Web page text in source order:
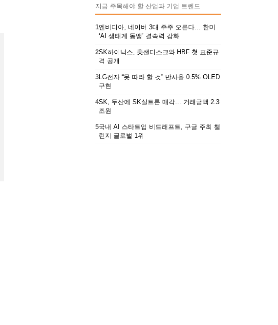
지금 주목해야 할 산업과 기업 트렌드
1엔비디아, 네이버 3대 주주 오른다… 한미
‘AI 생태계 동맹’ 결속력 강화
2SK하이닉스, 美샌디스크와 HBF 첫 표준규
격 공개
3LG전자 “못 따라 할 것” 반사율 0.5% OLED
구현
4SK, 두산에 SK실트론 매각… 거래금액 2.3
조원
5국내 AI 스타트업 비드래프트, 구글 주최 챌
린지 글로벌 1위